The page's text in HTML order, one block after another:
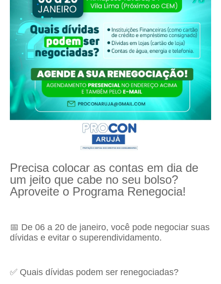
Precisa colocar as contas em dia de
um jeito que cabe no seu bolso?
Aproveite o Programa Renegocia!
📅 De 06 a 20 de janeiro, você pode negociar suas
dívidas e evitar o superendividamento.
✅ Quais dívidas podem ser renegociadas?